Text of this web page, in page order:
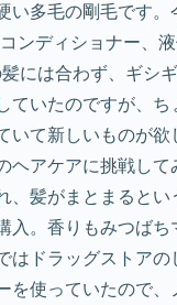
い多毛の剛毛です。
ンディショナー、液
には合わず、ギシ
ていたのですが、ち
いて新しいものが欲
ヘアケアに挑戦して
、髪がまとまるとい
入。香りもみつばち
はドラッグストアの
を使っていたので、